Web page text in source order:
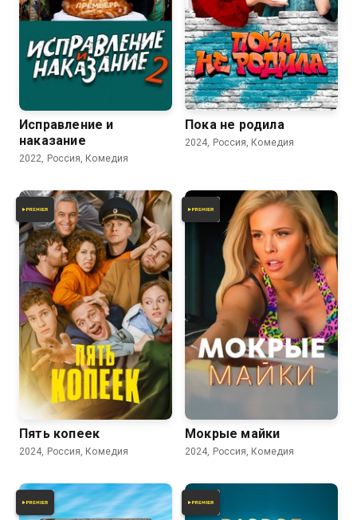
7.7
Исправление и
наказание
2022, Россия, Комедия
5.5
Пока не родила
2024, Россия, Комедия
5.9
Пять копеек
2024, Россия, Комедия
5.4
Мокрые майки
2024, Россия, Комедия